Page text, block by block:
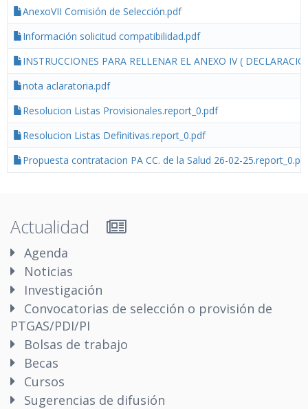
AnexoVII Comisión de Selección.pdf
Información solicitud compatibilidad.pdf
INSTRUCCIONES PARA RELLENAR EL ANEXO IV (
nota aclaratoria.pdf
Resolucion Listas Provisionales.report_0.pdf
Resolucion Listas Definitivas.report_0.pdf
Propuesta contratacion PA CC. de la Salud 26-02-
Actualidad
Agenda
Noticias
Investigación
Convocatorias de selección o provisión de
PTGAS/PDI/PI
Bolsas de trabajo
Becas
Cursos
Sugerencias de difusión